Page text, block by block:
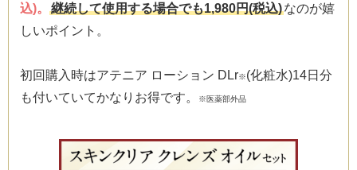
込)。
継続して使用する場合でも1,980円(税込)なのが嬉
しいポイント。
初回購入時はアテニア ローション DLr※(化粧水)14日分
も付いていてかなりお得です。
※医薬部外品